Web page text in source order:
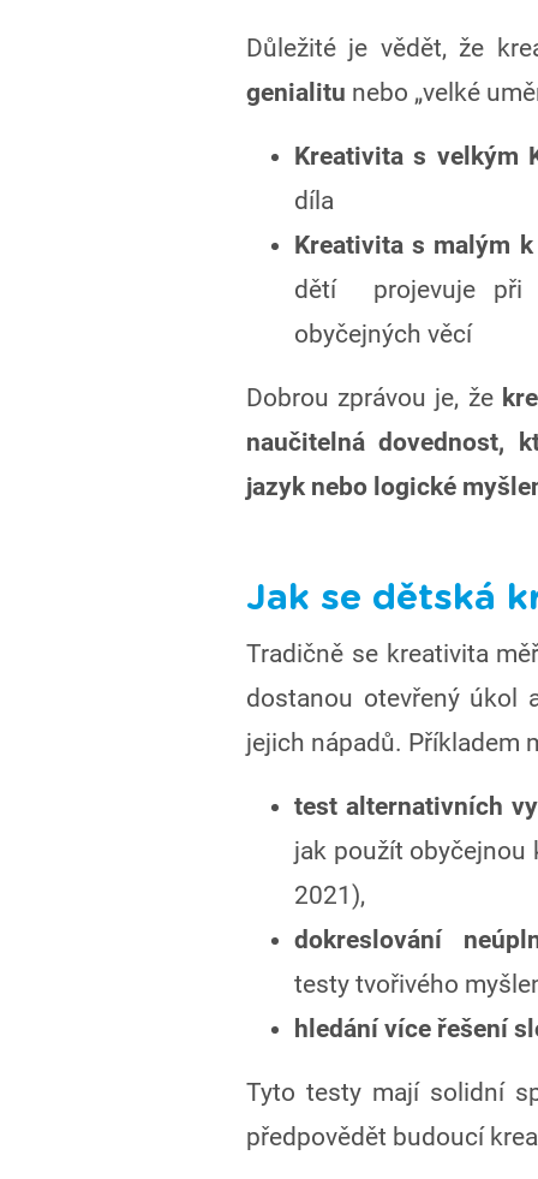
Důležité je vědět, že
genialitu nebo „velké
Kreativita s velkým
díla
Kreativita s malým k
dětí projevuje při
obyčejných věcí
Dobrou zprávou je, že
naučitelná dovednost,
jazyk nebo logické
Jak se dětská
Tradičně se kreativita
dostanou otevřený úkol
jejich nápadů. Příkladem
test alternativních
jak použít obyčejnou
2021),
dokreslování
testy tvořivého
hledání více řešení
Tyto testy mají solidní
předpovědět budoucí